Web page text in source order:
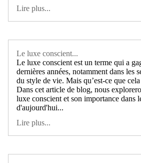
Lire plus...
Le luxe conscient...
Le luxe conscient est un terme qui a
dernières années, notamment dans les
du style de vie. Mais qu’est-ce que
Dans cet article de blog, nous
luxe conscient et son importance dans
d'aujourd'hui...
Lire plus...